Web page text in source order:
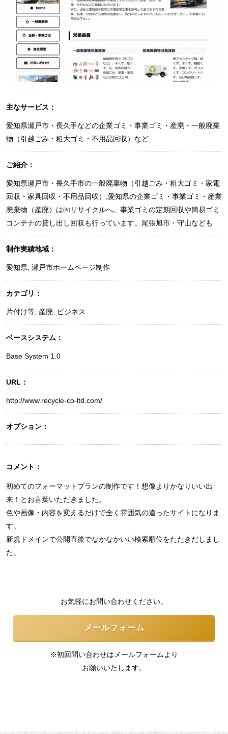
主なサービス：
愛知県瀬戸市・長久手などの企業ゴミ・事業ゴミ・産廃・一般廃棄
物（引越ごみ・粗大ゴミ・不用品回収）など
ご紹介：
愛知県瀬戸市・長久手市の一般廃棄物（引越ごみ・粗大ゴミ・家電
回収・家具回収・不用品回収）,愛知県の企業ゴミ・事業ゴミ・産業
廃棄物（産廃）は㈲リサイクルへ。事業ゴミの定期回収や簡易ゴミ
コンテナの貸し出し回収も行っています。尾張旭市・守山なども
制作実績地域：
愛知県 瀬戸市ホームページ制作
カテゴリ：
片付け等 産廃 ビジネス
ベースシステム：
Base System 1.0
URL：
http://www.recycle-co-ltd.com/
オプション：
コメント：
初めてのフォーマットプランの制作です！想像よりかなりいい出
来！とお言葉いただきました。
色や画像・内容を変えるだけで全く雰囲気の違ったサイトになりま
す。
新規ドメインで公開直後でなかなかいい検索順位をたたきだしまし
た。
お気軽にお問い合わせください。
メールフォーム
※初回問い合わせはメールフォームより
お願いいたします。